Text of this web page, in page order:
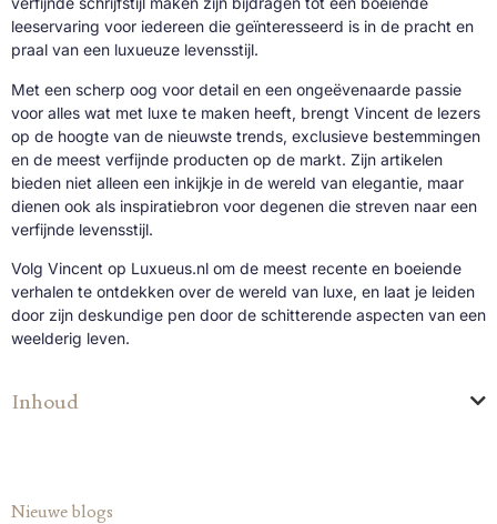
leeservaring voor iedereen die geïnteresseerd is in de pracht en
praal van een luxueuze levensstijl.
Met een scherp oog voor detail en een ongeëvenaarde passie
voor alles wat met luxe te maken heeft, brengt Vincent de lezers
op de hoogte van de nieuwste trends, exclusieve bestemmingen
en de meest verfijnde producten op de markt. Zijn artikelen
bieden niet alleen een inkijkje in de wereld van elegantie, maar
dienen ook als inspiratiebron voor degenen die streven naar een
verfijnde levensstijl.
Volg Vincent op Luxueus.nl om de meest recente en boeiende
verhalen te ontdekken over de wereld van luxe, en laat je leiden
door zijn deskundige pen door de schitterende aspecten van een
weelderig leven.
Inhoud
Nieuwe blogs